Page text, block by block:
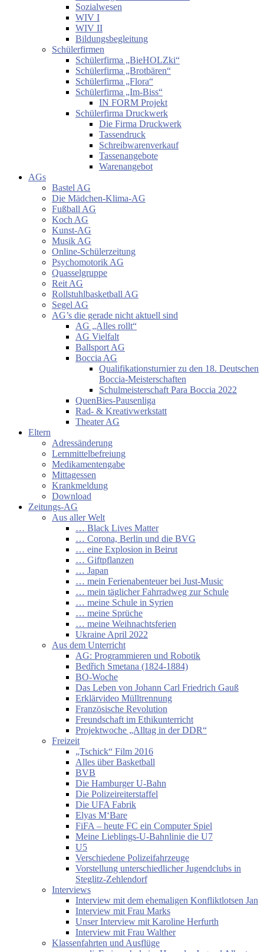
Sozialwesen
WIV I
WIV II
Bildungsbegleitung
Schülerfirmen
Schülerfirma „BieHOLZki“
Schülerfirma „Brotbären“
Schülerfirma „Flora“
Schülerfirma „Im-Biss“
IN FORM Projekt
Schülerfirma Druckwerk
Die Firma Druckwerk
Tassendruck
Schreibwarenverkauf
Tassenangebote
Warenangebot
AGs
Bastel AG
Die Mädchen-Klima-AG
Fußball AG
Koch AG
Kunst-AG
Musik AG
Online-Schülerzeitung
Psychomotorik AG
Quasselgruppe
Reit AG
Rollstuhlbasketball AG
Segel AG
AG’s die gerade nicht aktuell sind
AG „Alles rollt“
AG Vielfalt
Ballsport AG
Boccia AG
Qualifikationsturnier zu den 18. Deutschen
Boccia-Meisterschaften
Schulmeisterschaft Para Boccia 2022
QuenBies-Pausenliga
Rad- & Kreativwerkstatt
Theater AG
Eltern
Adressänderung
Lernmittelbefreiung
Medikamentengabe
Mittagessen
Krankmeldung
Download
Zeitungs-AG
Aus aller Welt
… Black Lives Matter
… Corona, Berlin und die BVG
… eine Explosion in Beirut
… Giftpflanzen
… Japan
… mein Ferienabenteuer bei Just-Music
… mein täglicher Fahrradweg zur Schule
… meine Schule in Syrien
… meine Sprüche
… meine Weihnachtsferien
Ukraine April 2022
Aus dem Unterricht
AG: Programmieren und Robotik
Bedřich Smetana (1824-1884)
BO-Woche
Das Leben von Johann Carl Friedrich Gauß
Erklärvideo Mülltrennung
Französische Revolution
Freundschaft im Ethikunterricht
Projektwoche „Alltag in der DDR“
Freizeit
„Tschick“ Film 2016
Alles über Basketball
BVB
Die Hamburger U-Bahn
Die Polizeireiterstaffel
Die UFA Fabrik
Elyas M‘Bare
FiFA – heute FC ein Computer Spiel
Meine Lieblings-U-Bahnlinie die U7
U5
Verschiedene Polizeifahrzeuge
Vorstellung unterschiedlicher Jugendclubs in
Steglitz-Zehlendorf
Interviews
Interview mit dem ehemaligen Konfliktlotsen Jan
Interview mit Frau Marks
Unser Interview mit Karoline Herfurth
Interview mit Frau Walther
Klassenfahrten und Ausflüge